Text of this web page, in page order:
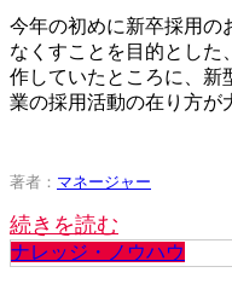
今年の初めに新卒採用の
なくすことを目的とした
作していたところに、新
業の採用活動の在り方
著者： マネージャー
続きを読む
ナレッジ・ノウハウ